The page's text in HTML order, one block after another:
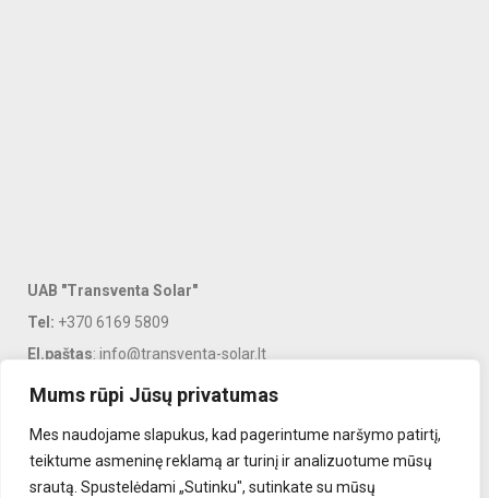
Mums rūpi Jūsų privatumas
Mes naudojame slapukus, kad pagerintume naršymo patirtį,
teiktume asmeninę reklamą ar turinį ir analizuotume mūsų
srautą. Spustelėdami „Sutinku", sutinkate su mūsų
UAB "Transventa Solar"
Tel: +370 6169 5809
El.paštas: info@transventa-solar.lt
Adresas
: J. Dalinkevičiaus g. 2K, Naujoji Akmenė, LT-85118
PASLAUGOS